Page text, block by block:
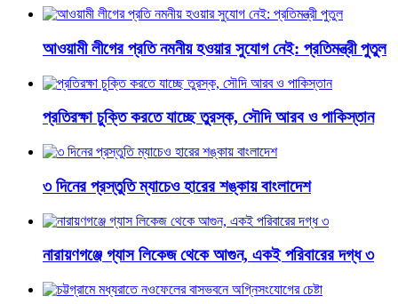
আওয়ামী লীগের প্রতি নমনীয় হওয়ার সুযোগ নেই: প্রতিমন্ত্রী পুতুল
প্রতিরক্ষা চুক্তি করতে যাচ্ছে তুরস্ক, সৌদি আরব ও পাকিস্তান
৩ দিনের প্রস্তুতি ম্যাচেও হারের শঙ্কায় বাংলাদেশ
নারায়ণগঞ্জে গ্যাস লিকেজ থেকে আগুন, একই পরিবারের দগ্ধ ৩